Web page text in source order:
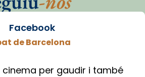
Facebook
de Barcelona
cinema per gaudir i també